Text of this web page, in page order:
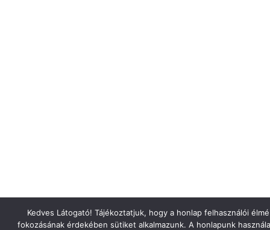
Kedves Látogató! Tájékoztatjuk, hogy a honlap felhasználói
fokozásának érdekében sütiket alkalmazunk. A honlapunk